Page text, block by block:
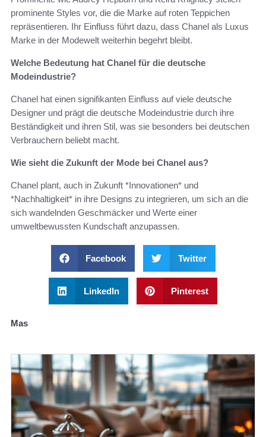
prominente Styles vor, die die Marke auf roten Teppichen
repräsentieren. Ihr Einfluss führt dazu, dass Chanel als Luxus
Marke in der Modewelt weiterhin begehrt bleibt.
Welche Bedeutung hat Chanel für die deutsche
Modeindustrie?
Chanel hat einen signifikanten Einfluss auf viele deutsche
Designer und prägt die deutsche Modeindustrie durch ihre
Beständigkeit und ihren Stil, was sie besonders bei deutschen
Verbrauchern beliebt macht.
Wie sieht die Zukunft der Mode bei Chanel aus?
Chanel plant, auch in Zukunft *Innovationen* und
*Nachhaltigkeit* in ihre Designs zu integrieren, um sich an die
sich wandelnden Geschmäcker und Werte einer
umweltbewussten Kundschaft anzupassen.
Facebook Twitter
LinkedIn Pinterest
Mas